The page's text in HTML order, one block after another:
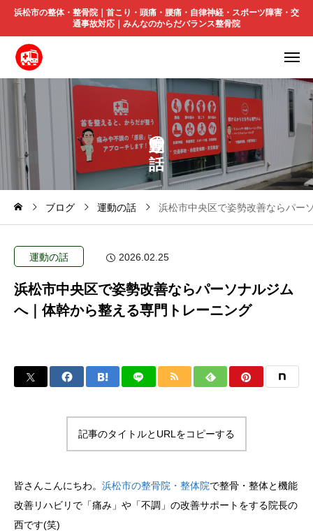
浜松市の整体・整骨院｜首こり・頭痛・腰痛・自律神経・スポーツ障害・交
通事故対応｜みんなのからだバランス整骨院
の
ブログ 運動の話 浜松市中央区で姿勢改善ならパー
運動の話 2026.02.25
浜松市中央区で姿勢改善ならパーソナルジム
へ｜体幹から整える専門トレーニング
記事のタイトルとURLをコピーする
皆さんこんにちわ。 浜松市の整骨院・整体院で整骨・整体と機能
改善リハビリで「痛み」や「不調」の改善サポートをする院長の
西です(笑)